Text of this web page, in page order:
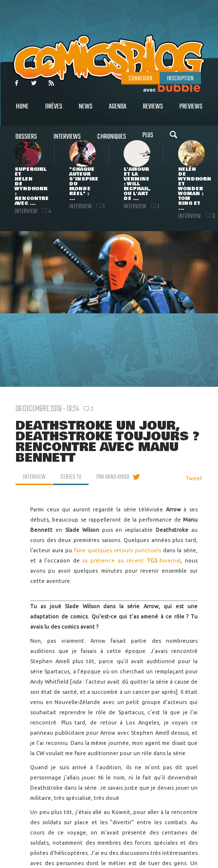
CONNEXION INSCRIPTION
HOME BRÈVES NEWS AGENDA REVIEWS PREVIEWS
DOSSIERS INTERVIEWS CHRONIQUES PLUS
SUPERGIRL
ET
HELEN
DE
WYNDHORN
:
RENCONTRE
AVEC ...
INTERVIEW 4
"CHAQUE
AUTEUR
S'INSPIRE
DU
MONDE
RÉEL" :
...
INTERVIEW 1
L'AMOUR
ET LA
VERMINE
: WILL
MCPHAIL,
OU L'ART
DE ...
INTERVIEW 1
HELEN
DE
WYNDHORN
ET
WONDER
WOMAN :
TOM
KING ET
...
INTERVIEW 3
06 DECEMBRE 2018 - 19:24 2
DEATHSTROKE UN JOUR,
DEATHSTROKE TOUJOURS ?
RENCONTRE AVEC MANU
BENNETT
INTERVIEW SERIES TV PARARNO KIKOO Tweet
Parmi ceux qui auront regardé la série télévisée Arrow à ses
débuts, beaucoup se rappelleront de la performance de Manu
Bennett en Slade Wilsonpuis en implacable Deathstroke au
cours des deux premières saisons. Quelques années plus tard,
l'acteur aura pu faire quelques retours ponctuels dans la série,
et à l'occasion de sa présence au récent TGS hivernal
, nous
avons pu avoir quelques minutes pour revenir ensemble sur
cette aventure.
Tu as joué Slade Wilson dans la série Arrow, qui est une
adaptation de comics. Qu'est-ce qui t'as amené à ce rôle ? Tu
avais lu des comics avant ?
Non, pas vraiment. Arrow faisait partie des nombreuses
auditions que je faisais à cette époque. J'avais rencontré
Stephen Amell plus tôt, parce qu'il avait auditionné pour la
série Spartacus, à l'époque où on cherchait un remplaçant pour
Andy Whitfield [nda : l'acteur avait dû quitter la série à cause de
son état de santé, et a succombé à un cancer par après]. Il était
venu en Nouvelle-Zélande avec un petit groupe d'acteurs qui
souhaitait reprendre le rôle de Spartacus, c'est là que je l'ai
rencontré. Plus tard, de retour à Los Angeles, je voyais ce
panneau publicitaire pour Arrow avec Stephen Amell dessus, et
je l'ai reconnu. Dans la même journée, mon agent me disait que
la CW voulait me faire auditionner pour un rôle dans la série.
Quand je suis arrivé à l'audition, ils ne m'ont pas dit quel
personnage j'allais jouer. Ni le nom, ni le fait qu'il deviendrait
Deathstroke dans la série. Je savais juste que je devais jouer un
militaire, très spécialisé, très doué.
Un peu plus tôt, j'étais allé au Koweit, pour aller à la rencontre
des soldats sur place et les "divertir" entre les combats. Au
cours de ce voyage, on m'avait présenté des centaines de
soldats, notamment des membres des forces spéciales et des
pilotes d'hélicoptères. J'ai eu des discussions très intéressantes
avec des personnes dont le métier est de tuer des gens. Un